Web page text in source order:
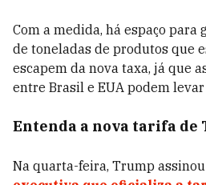
Com a medida, há espaço
de toneladas de produtos que
escapem da nova taxa, já que
entre Brasil e EUA podem levar
Entenda a nova tarifa de
Na quarta-feira, Trump